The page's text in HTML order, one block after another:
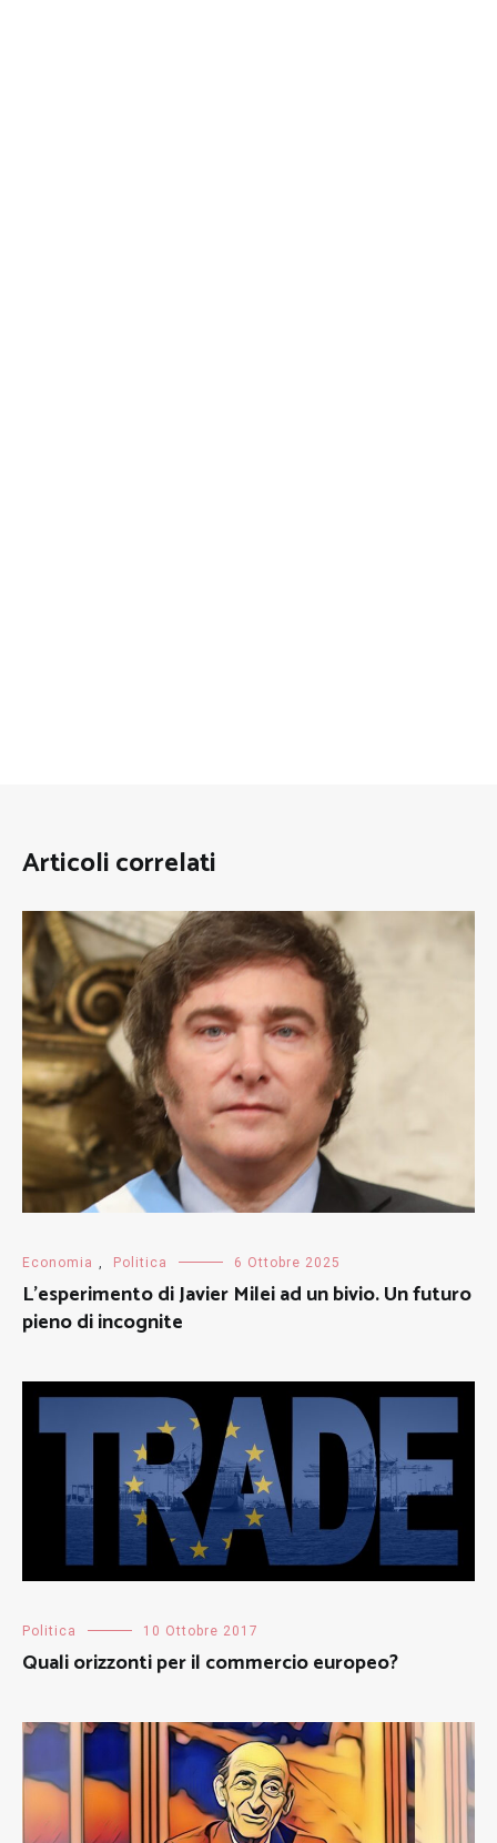
Articoli correlati
Economia , Politica 6 Ottobre 2025
L’esperimento di Javier Milei ad un bivio. Un futuro
pieno di incognite
Politica 10 Ottobre 2017
Quali orizzonti per il commercio europeo?